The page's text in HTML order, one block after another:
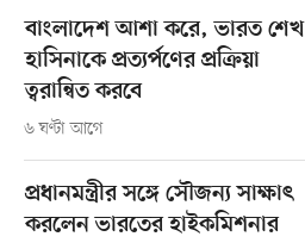
বাংলাদেশ আশা করে, ভারত শেখ
হাসিনাকে প্রত্যর্পণের প্রক্রিয়া
ত্বরান্বিত করবে
৬ ঘণ্টা আগে
প্রধানমন্ত্রীর সঙ্গে সৌজন্য সাক্ষাৎ
করলেন ভারতের হাইকমিশনার